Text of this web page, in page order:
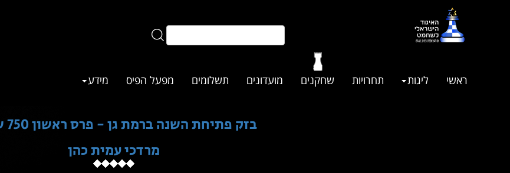
ראשי ליגות תחרויות שחקנים מועדונים תשלומים מפעל הפיס מידע
בזק פתיחת השנה ברמת גן - פרס ראשון 750 ש"ח!
מרדכי עמית כהן